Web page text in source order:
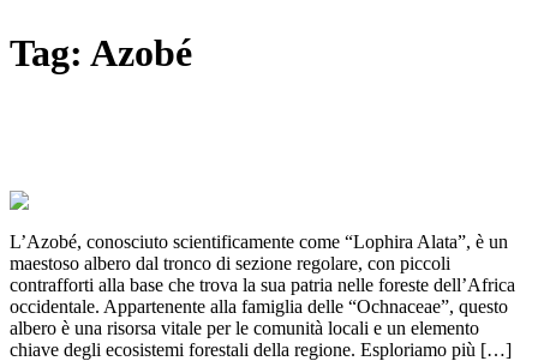
Tag: Azobé
L’Azobé, conosciuto scientificamente come “Lophira Alata”, è un
maestoso albero dal tronco di sezione regolare, con piccoli
contrafforti alla base che trova la sua patria nelle foreste dell’Africa
occidentale. Appartenente alla famiglia delle “Ochnaceae”, questo
albero è una risorsa vitale per le comunità locali e un elemento
chiave degli ecosistemi forestali della regione. Esploriamo più […]